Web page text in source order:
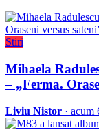
Stiri
Mihaela
– „Ferma.
Liviu Nistor · acum